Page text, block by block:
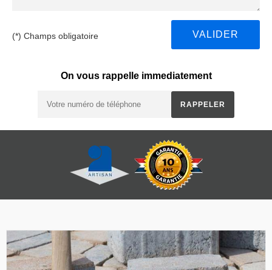
(*) Champs obligatoire
On vous rappelle immediatement